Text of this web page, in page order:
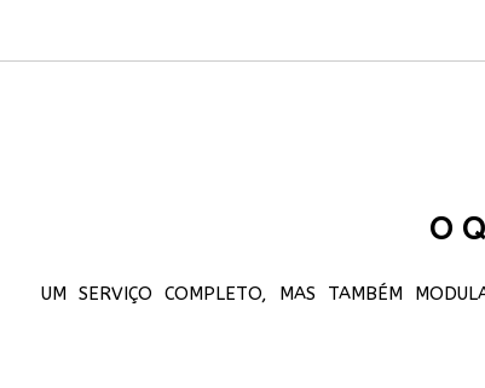
O
UM SERVIÇO COMPLETO, MAS TAMBÉM